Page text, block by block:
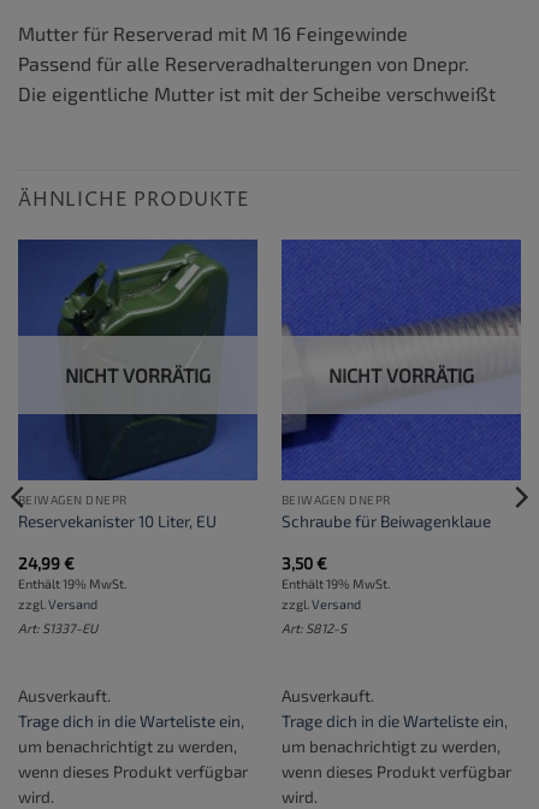
Mutter für Reserverad mit M 16 Feingewinde
Passend für alle Reserveradhalterungen von Dnepr.
Die eigentliche Mutter ist mit der Scheibe verschweißt
ÄHNLICHE PRODUKTE
NICHT VORRÄTIG
BEIWAGEN DNEPR
Reservekanister 10 Liter, EU
24,99€
Enthält 19% MwSt.
zzgl. Versand
Art: S1337-EU
Ausverkauft.
Trage dich in die Warteliste ein,
um benachrichtigt zu werden,
wenn dieses Produkt verfügbar
wird.
NICHT VORRÄTIG
BEIWAGEN DNEPR
Schraube für Beiwagenklaue
3,50€
Enthält 19% MwSt.
zzgl. Versand
Art: S812-S
Ausverkauft.
Trage dich in die Warteliste ein,
um benachrichtigt zu werden,
wenn dieses Produkt verfügbar
wird.